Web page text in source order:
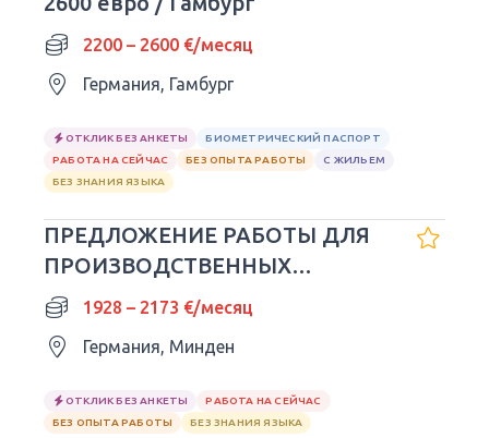
2200 – 2600 €/месяц
Германия, Гамбург
ОТКЛИК БЕЗ АНКЕТЫ
БИОМЕТРИЧЕСКИЙ ПАСПОРТ
РАБОТА НА СЕЙЧАС
БЕЗ ОПЫТА РАБОТЫ
С ЖИЛЬЕМ
БЕЗ ЗНАНИЯ ЯЗЫКА
ПРЕДЛОЖЕНИЕ РАБОТЫ ДЛЯ
ПРОИЗВОДСТВЕННЫХ
РАБОЧИХ -
1928 – 2173 €/месяц
Германия, Минден
ОТКЛИК БЕЗ АНКЕТЫ
РАБОТА НА СЕЙЧАС
БЕЗ ОПЫТА РАБОТЫ
БЕЗ ЗНАНИЯ ЯЗЫКА